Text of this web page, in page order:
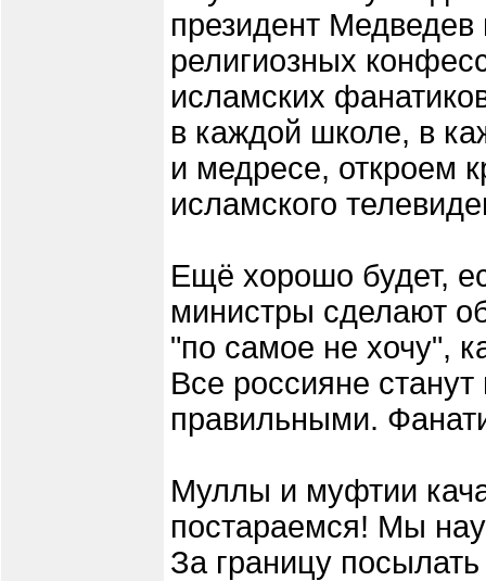
президент
религиозных
исламских
в каждой школе, в
и медресе, откроем
исламского
Ещё хорошо будет,
министры сделают
"по самое не хочу",
Все россияне
правильными.
Муллы и муфтии
постараемся! Мы
За границу